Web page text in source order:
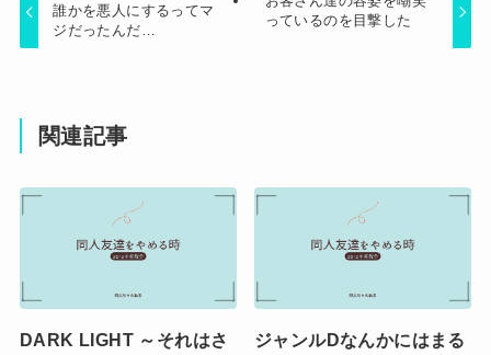
誰かを悪人にするってマ
ジだったんだ…
っているのを目撃した
関連記事
DARK LIGHT ～それはさ
ジャンルDなんかにはまる